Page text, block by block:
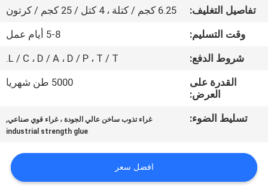
بنا
أخبار
القضايا
عرض
أسعار
تفاصيل التغليف:
6.25 كجم / كتلة ، 4 كتل / 25 كجم / كرتون
وقت التسليم:
5-8 أيام عمل
شروط الدفع:
L / C ، D / A ، D / P ، T / T.
القدرة على
العرض:
5000 طن شهريا
تسليط الضوء: غراء تذوب ساخن عالي الجودة ، غراء قوي صناعي,
industrial strength glue
افضل سعر